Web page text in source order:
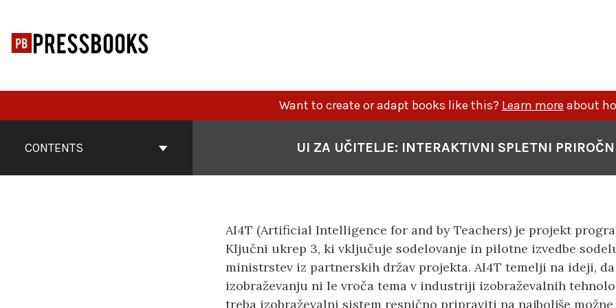
content
Want to create or adapt books like this? Learn more about
ContentsCONTENTS UI ZA UČITELJE: INTERAKTIVNI SPLETNI
AI4T (Artificial Intelligence for and by Teachers) je projekt
Ključni ukrep 3, ki vključuje sodelovanje in pilotne izvedbe
ministrstev iz partnerskih držav projekta. AI4T temelji na ideji,
izobraževanju ni le vroča tema v industriji izobraževalnih
treba izobraževalni sistem resnično pripraviti na najboljše možne